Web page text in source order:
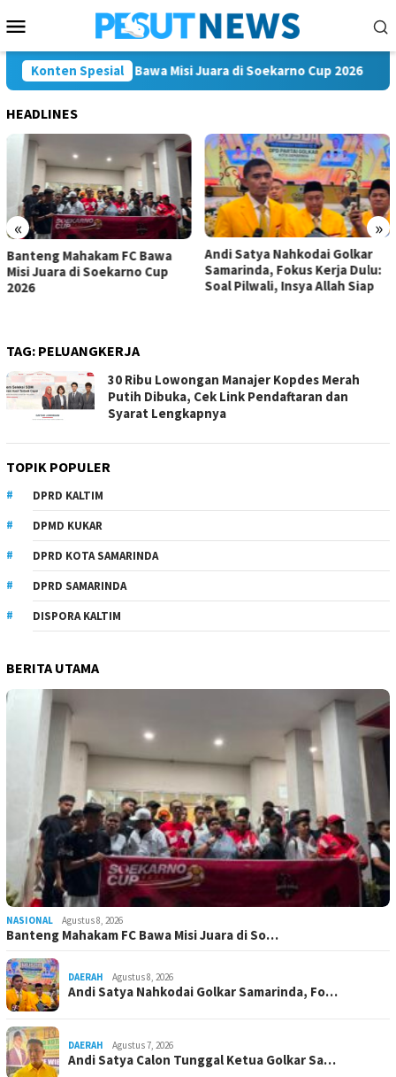
ke
Mobile
Konten Spesial
Mahakam FC Bawa Misi Juara di Soekarno Cup 2026
HEADLINES
« »
Banteng Mahakam FC Bawa
Misi Juara di Soekarno Cup
2026
Andi Satya Nahkodai Golkar
Samarinda, Fokus Kerja Dulu:
Soal Pilwali, Insya Allah Siap
TAG: PELUANGKERJA
30 Ribu Lowongan Manajer Kopdes Merah
Putih Dibuka, Cek Link Pendaftaran dan
Syarat Lengkapnya
TOPIK POPULER
DPRD KALTIM
DPMD KUKAR
DPRD KOTA SAMARINDA
DPRD SAMARINDA
DISPORA KALTIM
BERITA UTAMA
NASIONAL Agustus 8, 2026
Banteng Mahakam FC Bawa Misi Juara di So…
DAERAH Agustus 8, 2026
Andi Satya Nahkodai Golkar Samarinda, Fo…
DAERAH Agustus 7, 2026
Andi Satya Calon Tunggal Ketua Golkar Sa…